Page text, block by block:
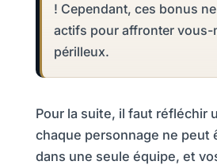
! Cependant, ces bonus
actifs pour affronter vous-
périlleux.
Pour la suite, il faut réfléchir
chaque personnage ne peut
dans une seule équipe, et